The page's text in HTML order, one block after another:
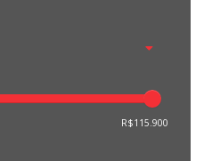
R$115.900